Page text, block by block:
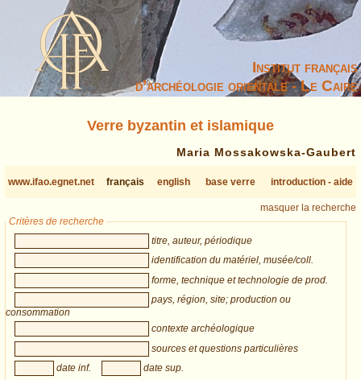
Institut français
d’archéologie orientale - Le Caire
Verre byzantin et islamique
Maria Mossakowska-Gaubert
www.ifao.egnet.net français english base verre introduction - aide
masquer la recherche
Critères de recherche
titre, auteur, périodique
identification du matériel, musée/coll.
forme, technique et technologie de prod.
pays, région, site; production ou
consommation
contexte archéologique
sources et questions particulières
date inf.
date sup.